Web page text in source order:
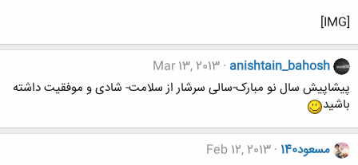
[IMG]
anishtain_bahosh
Mar 13, 2013
پیشاپیش سال نو مبارک-سالی سرشار از سلامت- شادی و موفقیت داشته
باشید
مسعود140
Feb 12, 2013